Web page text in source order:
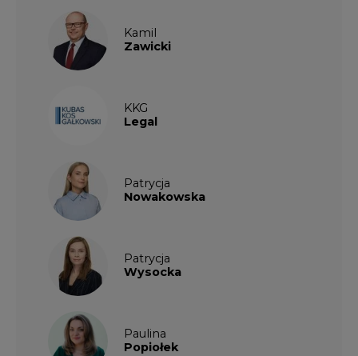
Kamil
Zawicki
KKG
Legal
Patrycja
Nowakowska
Patrycja
Wysocka
Paulina
Popiołek